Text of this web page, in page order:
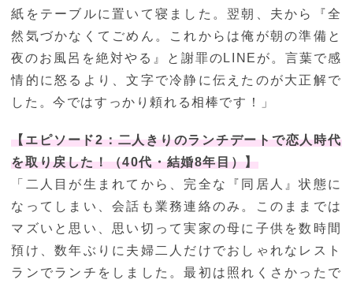
紙をテーブルに置いて寝ました。翌朝、夫から『全
然気づかなくてごめん。これからは俺が朝の準備と
夜のお風呂を絶対やる』と謝罪のLINEが。言葉で感
情的に怒るより、文字で冷静に伝えたのが大正解で
した。今ではすっかり頼れる相棒です！」
【エピソード2：二人きりのランチデートで恋人時代
を取り戻した！（40代・結婚8年目）】
「二人目が生まれてから、完全な『同居人』状態に
なってしまい、会話も業務連絡のみ。このままでは
マズいと思い、思い切って実家の母に子供を数時間
預け、数年ぶりに夫婦二人だけでおしゃれなレスト
ランでランチをしました。最初は照れくさかったで